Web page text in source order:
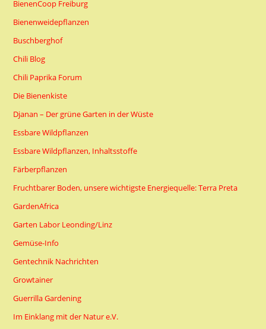
BienenCoop Freiburg
Bienenweidepflanzen
Buschberghof
Chili Blog
Chili Paprika Forum
Die Bienenkiste
Djanan – Der grüne Garten in der Wüste
Essbare Wildpflanzen
Essbare Wildpflanzen, Inhaltsstoffe
Färberpflanzen
Fruchtbarer Boden, unsere wichtigste Energiequelle: Terra Preta
GardenAfrica
Garten Labor Leonding/Linz
Gemüse-Info
Gentechnik Nachrichten
Growtainer
Guerrilla Gardening
Im Einklang mit der Natur e.V.